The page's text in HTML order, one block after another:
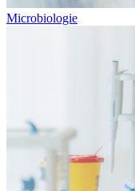
Microbiologie